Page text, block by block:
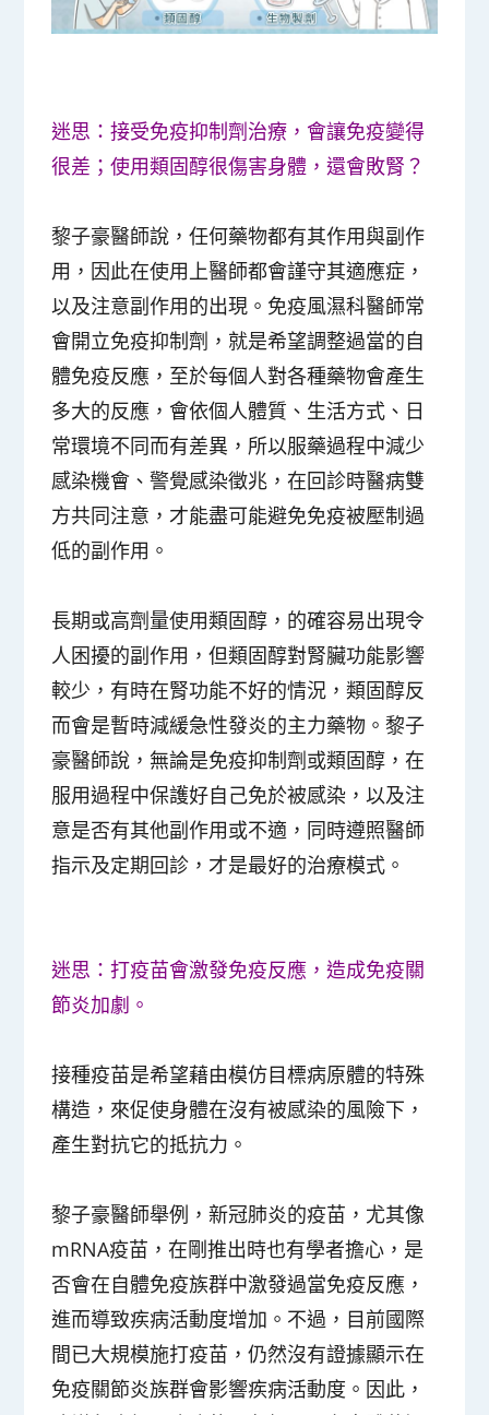
迷思：接受免疫抑制劑治療，會讓免疫變得
很差；使用類固醇很傷害身體，還會敗腎？
黎子豪醫師說，任何藥物都有其作用與副作
用，因此在使用上醫師都會謹守其適應症，
以及注意副作用的出現。免疫風濕科醫師常
會開立免疫抑制劑，就是希望調整過當的自
體免疫反應，至於每個人對各種藥物會產生
多大的反應，會依個人體質、生活方式、日
常環境不同而有差異，所以服藥過程中減少
感染機會、警覺感染徵兆，在回診時醫病雙
方共同注意，才能盡可能避免免疫被壓制過
低的副作用。
長期或高劑量使用類固醇，的確容易出現令
人困擾的副作用，但類固醇對腎臟功能影響
較少，有時在腎功能不好的情況，類固醇反
而會是暫時減緩急性發炎的主力藥物。黎子
豪醫師說，無論是免疫抑制劑或類固醇，在
服用過程中保護好自己免於被感染，以及注
意是否有其他副作用或不適，同時遵照醫師
指示及定期回診，才是最好的治療模式。
迷思：打疫苗會激發免疫反應，造成免疫關
節炎加劇。
接種疫苗是希望藉由模仿目標病原體的特殊
構造，來促使身體在沒有被感染的風險下，
產生對抗它的抵抗力。
黎子豪醫師舉例，新冠肺炎的疫苗，尤其像
mRNA疫苗，在剛推出時也有學者擔心，是
否會在自體免疫族群中激發過當免疫反應，
進而導致疾病活動度增加。不過，目前國際
間已大規模施打疫苗，仍然沒有證據顯示在
免疫關節炎族群會影響疾病活動度。因此，